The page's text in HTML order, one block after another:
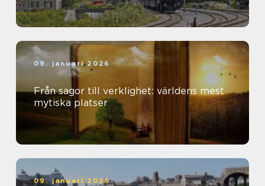
09. januari 2026
Från sagor till verklighet: världens mest
mytiska platser
09. januari 2026